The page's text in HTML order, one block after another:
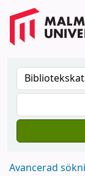
Avancerad